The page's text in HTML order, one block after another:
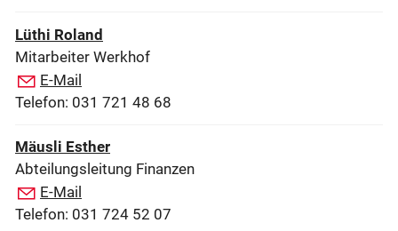
Lüthi Roland
Mitarbeiter Werkhof
E-Mail
Telefon: 031 721 48 68
Mäusli Esther
Abteilungsleitung Finanzen
E-Mail
Telefon: 031 724 52 07